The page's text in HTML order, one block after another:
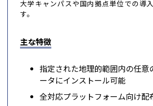
大学キャンパスや国内拠点単位での導
す。
主な特徴
指定された地理的範囲内の任意
ータにインストール可能
全対応プラットフォーム向け配